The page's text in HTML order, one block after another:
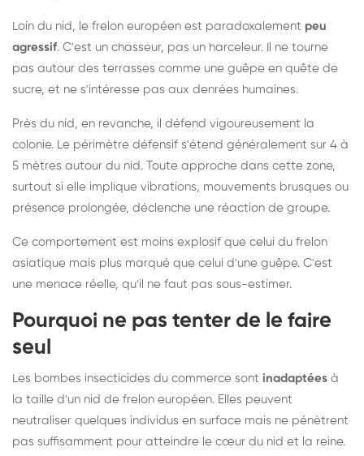
Loin du nid, le frelon européen est paradoxalement peu
agressif. C'est un chasseur, pas un harceleur. Il ne tourne
pas autour des terrasses comme une guêpe en quête de
sucre, et ne s'intéresse pas aux denrées humaines.
Près du nid, en revanche, il défend vigoureusement la
colonie. Le périmètre défensif s'étend généralement sur 4 à
5 mètres autour du nid. Toute approche dans cette zone,
surtout si elle implique vibrations, mouvements brusques ou
présence prolongée, déclenche une réaction de groupe.
Ce comportement est moins explosif que celui du frelon
asiatique mais plus marqué que celui d'une guêpe. C'est
une menace réelle, qu'il ne faut pas sous-estimer.
Pourquoi ne pas tenter de le faire
seul
Les bombes insecticides du commerce sont inadaptées à
la taille d'un nid de frelon européen. Elles peuvent
neutraliser quelques individus en surface mais ne pénètrent
pas suffisamment pour atteindre le cœur du nid et la reine.